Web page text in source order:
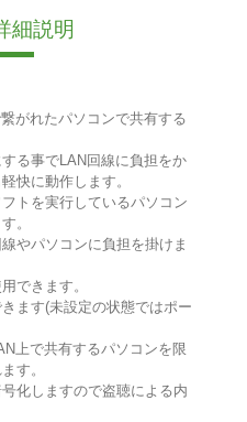
細説明
がれたパソコンで共有する
る事でLAN回線に負担をか
快に動作します。
トを実行しているパソコン
。
やパソコンに負担を掛けま
できます。
ます(未設定の状態ではポー
上で共有するパソコンを限
す。
化しますので盗聴による内